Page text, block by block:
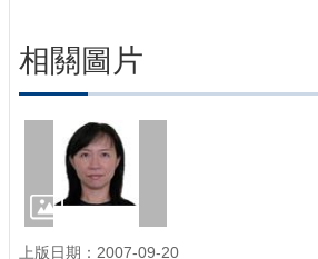
相關圖片
上版日期：2007-09-20